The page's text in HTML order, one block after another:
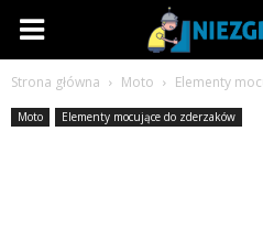
Niezgrani.pl
Strona główna Moto Elementy
Moto Elementy mocujące do zderzaków